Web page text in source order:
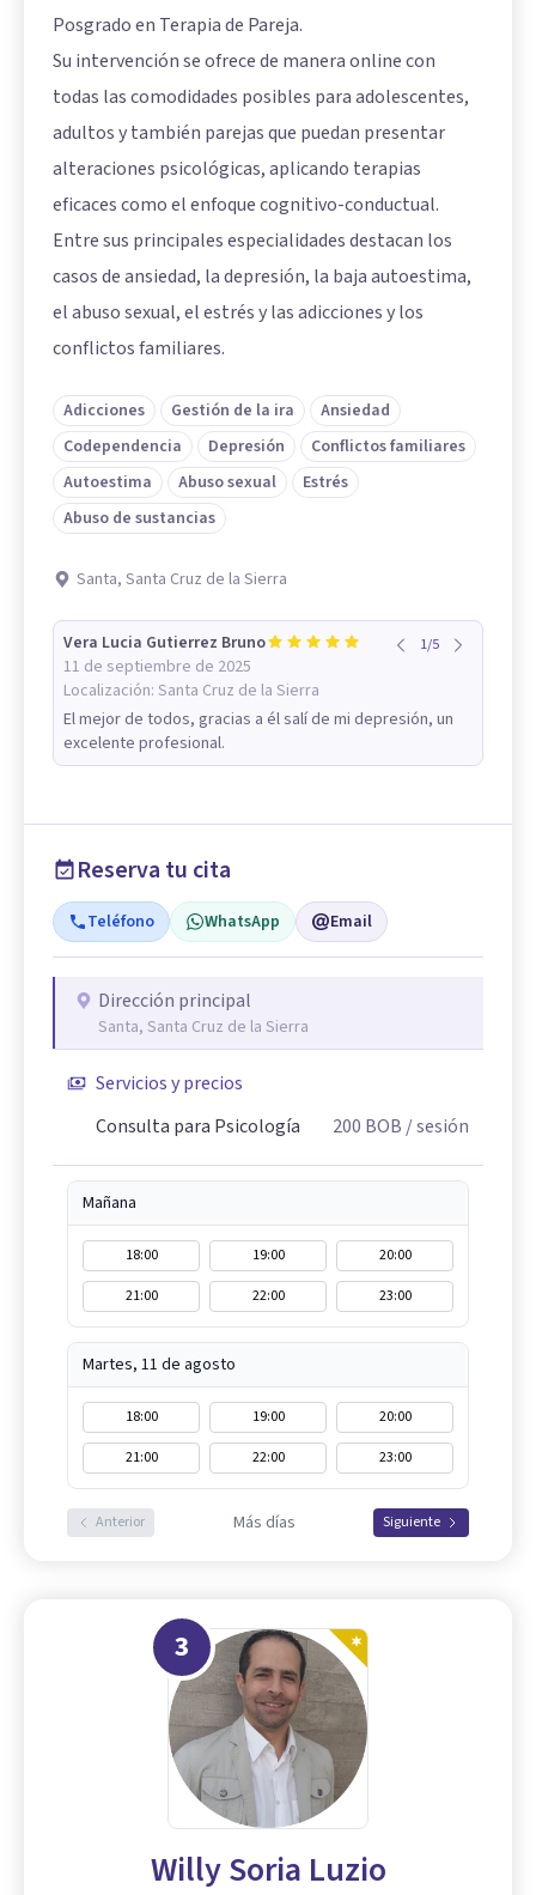
Posgrado en Terapia de Pareja.
Su intervención se ofrece de manera online con
todas las comodidades posibles para adolescentes,
adultos y también parejas que puedan presentar
alteraciones psicológicas, aplicando terapias
eficaces como el enfoque cognitivo-conductual.
Entre sus principales especialidades destacan los
casos de ansiedad, la depresión, la baja autoestima,
el abuso sexual, el estrés y las adicciones y los
conflictos familiares.
Adicciones Gestión de la ira
Ansiedad
Codependencia
Depresión
Conflictos familiares
Autoestima
Abuso sexual
Estrés
Abuso de sustancias
Santa, Santa Cruz de la Sierra
Vera Lucia Gutierrez Bruno
11 de septiembre de 2025
Localización: Santa Cruz de la Sierra
1/5
El mejor de todos, gracias a él salí de mi depresión, un
excelente profesional.
Reserva tu cita
Teléfono WhatsApp Email
Dirección principal
Santa, Santa Cruz de la Sierra
Servicios y precios
Consulta para Psicología
200 BOB / sesión
Mañana
18:00 19:00
20:00
21:00
22:00 23:00
Martes, 11 de agosto
18:00 19:00
20:00
21:00
22:00 23:00
Anterior Más días Siguiente
3
Willy Soria Luzio